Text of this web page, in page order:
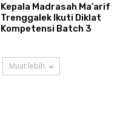
Kepala Madrasah Ma’arif
Trenggalek Ikuti Diklat
Kompetensi Batch 3
Muat lebih